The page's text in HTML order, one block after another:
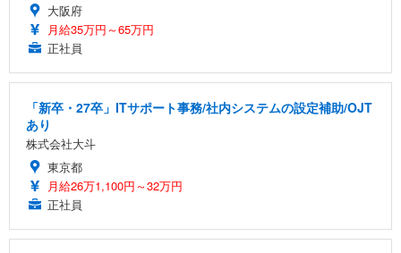
大阪府
月給35万円～65万円
正社員
「新卒・27卒」ITサポート事務/社内システムの設定補助/OJT
あり
株式会社大斗
東京都
月給26万1,100円～32万円
正社員